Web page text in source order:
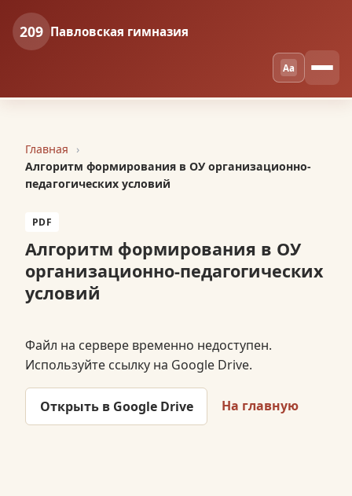
209 Павловская гимназия
Aa
Главная
Алгоритм формирования в ОУ организационно-
педагогических условий
PDF
Алгоритм формирования в ОУ
организационно-педагогических
условий
Файл на сервере временно недоступен.
Используйте ссылку на Google Drive.
Открыть в Google Drive На главную